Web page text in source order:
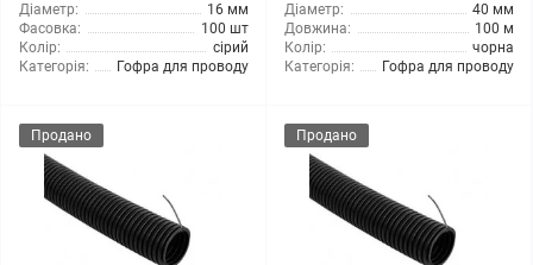
Діаметр:
16 мм
Фасовка:
100 шт
Колір:
сірий
Категорія:
Гофра для проводу
Діаметр:
40 мм
Довжина:
100 м
Колір:
чорна
Категорія:
Гофра для проводу
Продано Продано